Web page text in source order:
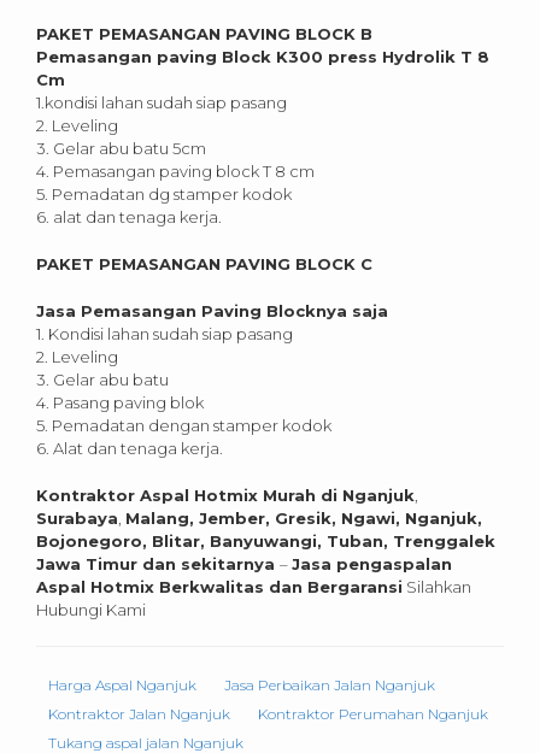
PAKET PEMASANGAN PAVING BLOCK B
Pemasangan paving Block K300 press Hydrolik T 8
Cm
1.kondisi lahan sudah siap pasang
2. Leveling
3. Gelar abu batu 5cm
4. Pemasangan paving block T 8 cm
5. Pemadatan dg stamper kodok
6. alat dan tenaga kerja.
PAKET PEMASANGAN PAVING BLOCK C
Jasa Pemasangan Paving Blocknya saja
1. Kondisi lahan sudah siap pasang
2. Leveling
3. Gelar abu batu
4. Pasang paving blok
5. Pemadatan dengan stamper kodok
6. Alat dan tenaga kerja.
Kontraktor Aspal Hotmix Murah di Nganjuk
Surabaya Malang, Jember, Gresik, Ngawi, Nganjuk,
Bojonegoro, Blitar, Banyuwangi, Tuban, Trenggalek
Jawa Timur dan sekitarnya –Jasa pengaspalan
Aspal Hotmix Berkwalitas dan Bergaransi Silahkan
Hubungi Kami
Harga Aspal Nganjuk
Jasa Perbaikan Jalan Nganjuk
Kontraktor Jalan Nganjuk
Kontraktor Perumahan Nganjuk
Tukang aspal jalan Nganjuk